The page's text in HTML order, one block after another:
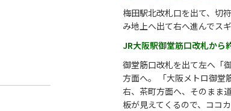
梅田駅北改札口を出て、切
み地上へ出て右へ進んでス
JR大阪駅御堂筋口改札から
御堂筋口改札を出て左へ「
方面へ。 「大阪メトロ御
右、茶町方面へ、そのまま
板が見えてくるので、ココ